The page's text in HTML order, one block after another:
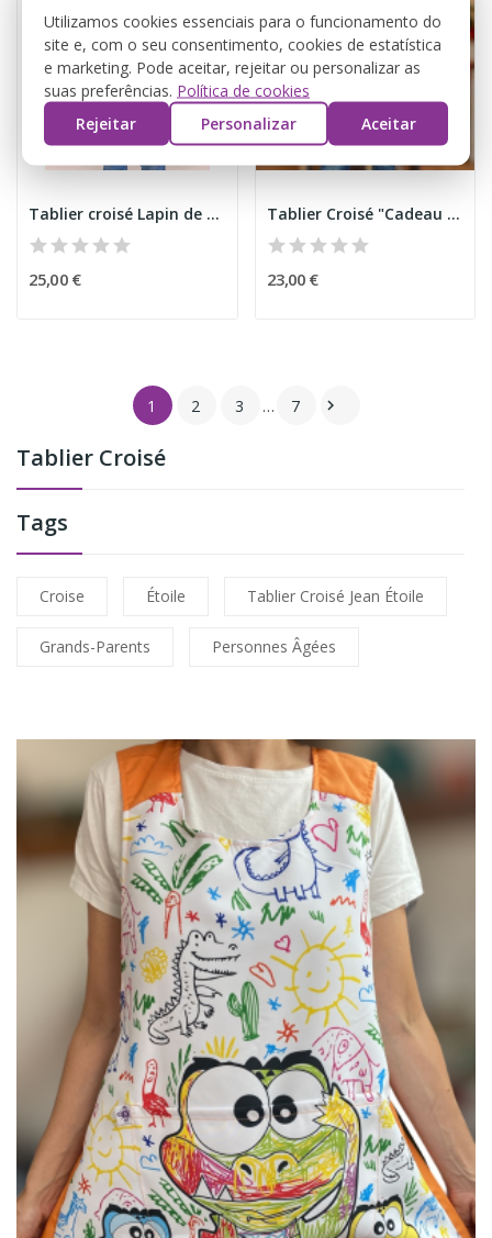
Tablier Croisé
Tags
Croise Étoile Tablier Croisé Jean Étoile
Grands-Parents Personnes Âgées
Tablier croisé Lapin de Pâques
25,00 €
Tablier Croisé "Cadeau de Noël "
23,00 €
1 2 3 … 7 
Utilizamos cookies essenciais para o funcionamento do
site e, com o seu consentimento, cookies de estatística
e marketing. Pode aceitar, rejeitar ou personalizar as
suas preferências. Política de cookies
Rejeitar
Personalizar Aceitar